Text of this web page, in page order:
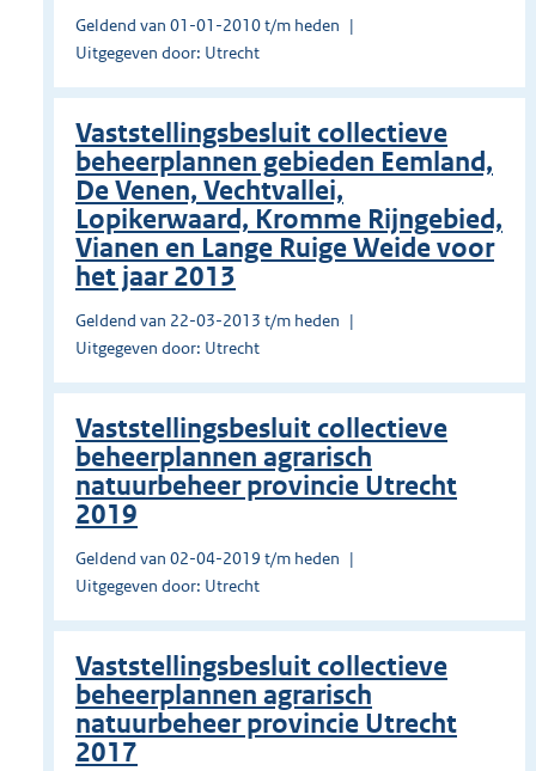
Geldend van 01-01-2010 t/m heden
Uitgegeven door: Utrecht
Vaststellingsbesluit collectieve
beheerplannen gebieden Eemland,
De Venen, Vechtvallei,
Lopikerwaard, Kromme Rijngebied,
Vianen en Lange Ruige Weide voor
het jaar 2013
Geldend van 22-03-2013 t/m heden
Uitgegeven door: Utrecht
Vaststellingsbesluit collectieve
beheerplannen agrarisch
natuurbeheer provincie Utrecht
2019
Geldend van 02-04-2019 t/m heden
Uitgegeven door: Utrecht
Vaststellingsbesluit collectieve
beheerplannen agrarisch
natuurbeheer provincie Utrecht
2017